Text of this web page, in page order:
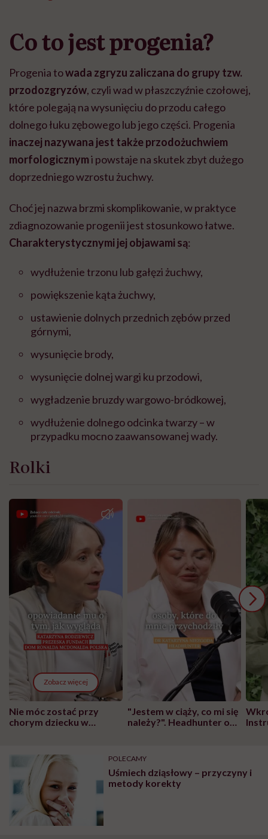
Co to jest progenia?
Progenia towada zgryzu zaliczana do grupy tzw.
przodozgryzów, czyli wad w płaszczyźnie czołowej,
które polegają na wysunięciu do przodu całego
dolnego łuku zębowego lub jego części. Progenia
inaczej nazywana jest także przodożuchwiem
morfologicznymi powstaje na skutek zbyt dużego
doprzedniego wzrostu żuchwy.
Choć jej nazwa brzmi skomplikowanie, w praktyce
zdiagnozowanie progenii jest stosunkowo łatwe.
Charakterystycznymi jej objawami są:
wydłużenie trzonu lub gałęzi żuchwy,
powiększenie kąta żuchwy,
ustawienie dolnych przednich zębów przed
górnymi,
wysunięcie brody,
wysunięcie dolnej wargi ku przodowi,
wygładzenie bruzdy wargowo-bródkowej,
wydłużenie dolnego odcinka twarzy – w
przypadku mocno zaawansowanej wady.
Rolki
Zobacz więcej
Nie móc zostać przy
chorym dziecku w
może chyba tylko
głupota i brak
wyobraźni"
"Jestem w ciąży, co mi się
należy?". Headhunter o
pracy
POLECAMY
Uśmiech dziąsłowy – przyczyny i
metody korekty